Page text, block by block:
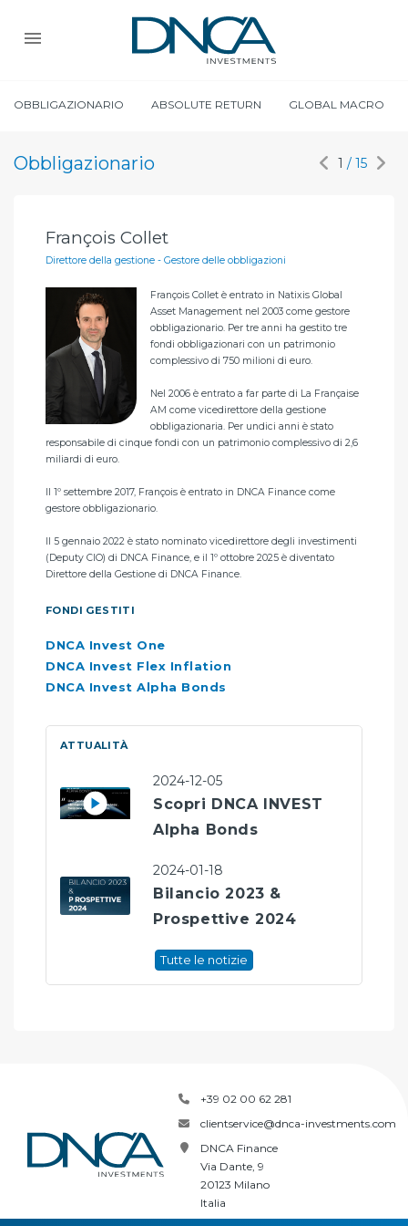
OBBLIGAZIONARIO ABSOLUTE RETURN GLOBAL MACRO
Obbligazionario 1 / 15
François Collet
Direttore della gestione - Gestore delle obbligazioni
François Collet è entrato in Natixis Global
Asset Management nel 2003 come gestore
obbligazionario. Per tre anni ha gestito tre
fondi obbligazionari con un patrimonio
complessivo di 750 milioni di euro.
Nel 2006 è entrato a far parte di La Française
AM come vicedirettore della gestione
obbligazionaria. Per undici anni è stato
responsabile di cinque fondi con un patrimonio complessivo di 2,6
miliardi di euro.
Il 1º settembre 2017, François è entrato in DNCA Finance come
gestore obbligazionario.
Il 5 gennaio 2022 è stato nominato vicedirettore degli investimenti
(Deputy CIO) di DNCA Finance, e il 1º ottobre 2025 è diventato
Direttore della Gestione di DNCA Finance.
FONDI GESTITI
DNCA Invest One
DNCA Invest Flex Inflation
DNCA Invest Alpha Bonds
ATTUALITÀ
2024-12-05
Scopri DNCA INVEST
Alpha Bonds
2024-01-18
Bilancio 2023 &
Prospettive 2024
Tutte le notizie
+39 02 00 62 281
clientservice@dnca-investments.com
DNCA Finance
Via Dante, 9
20123 Milano
Italia